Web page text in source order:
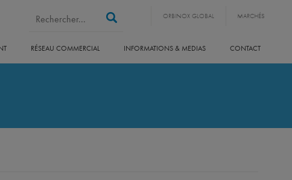
MARCHÉS
ORBINOX GLOBAL
Search form
Rechercher
RÉSEAU COMMERCIAL INFORMATIONS & MEDIAS CONTACT